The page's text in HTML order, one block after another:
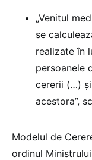
„Venitul
se
realizate în
persoanele
cererii (…)
acestora”,
Modelul de
ordinul